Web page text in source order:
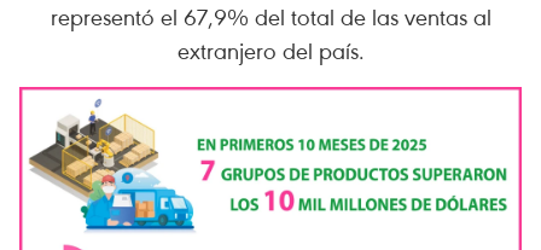
representó el 67,9% del total de las ventas al
extranjero del país.